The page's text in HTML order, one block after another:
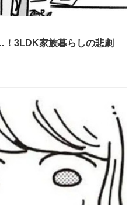
3LDK家族暮らしの悲劇